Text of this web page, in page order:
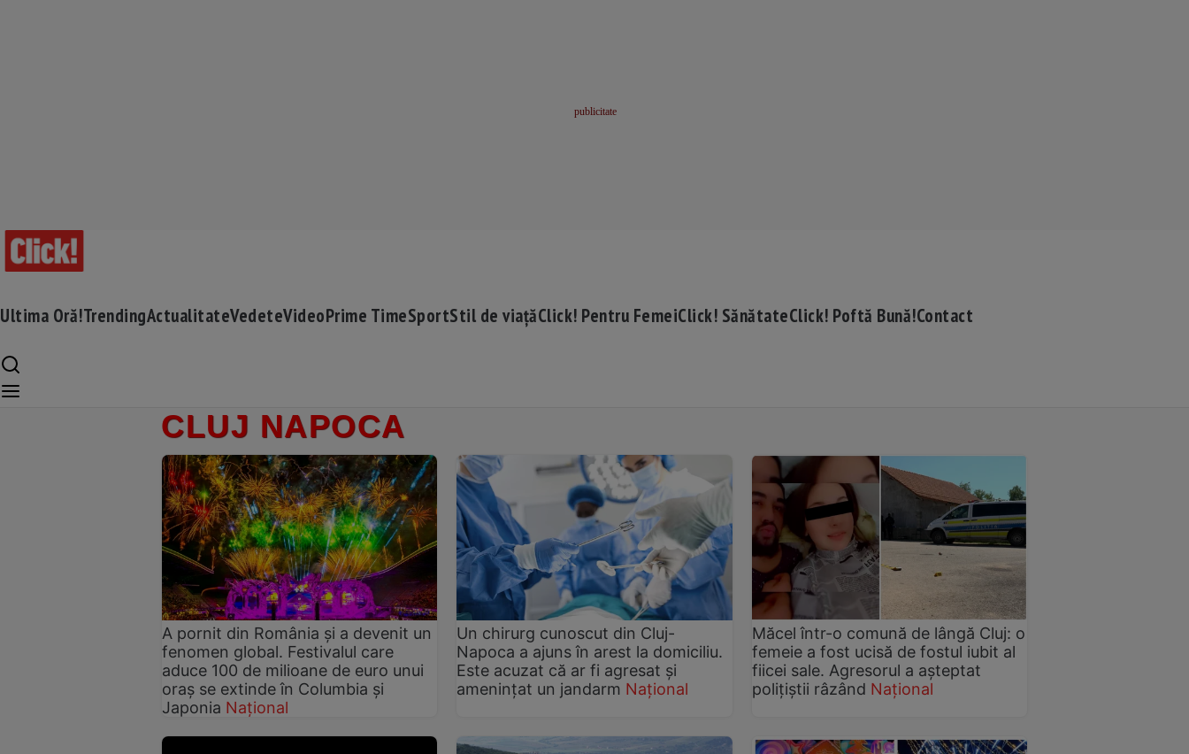
Ultima Oră!TrendingActualitateVedeteVideoPrime TimeSportStil de viațăClick! Pentru FemeiClick! SănătateClick! Poftă Bună!Contact
CLUJ NAPOCA
A pornit din România și a devenit un
fenomen global. Festivalul care
aduce 100 de milioane de euro unui
oraș se extinde în Columbia și
Japonia Național
Un chirurg cunoscut din Cluj-
Napoca a ajuns în arest la domiciliu.
Este acuzat că ar fi agresat și
amenințat un jandarm Național
Măcel într-o comună de lângă Cluj: o
femeie a fost ucisă de fostul iubit al
fiicei sale. Agresorul a așteptat
polițiștii râzând Național